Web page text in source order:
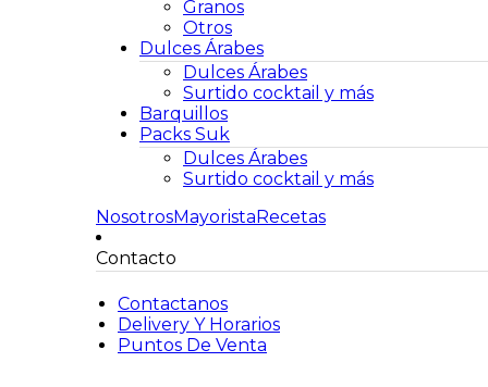
Granos
Otros
Dulces Árabes
Dulces Árabes
Surtido cocktail y más
Barquillos
Packs Suk
Dulces Árabes
Surtido cocktail y más
NosotrosMayoristaRecetas
Contacto
Contactanos
Delivery Y Horarios
Puntos De Venta